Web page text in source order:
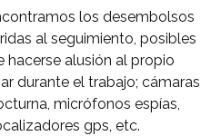
los desembolsos
al seguimiento, posibles
hacerse alusión al propio
durante el trabajo; cámaras
micrófonos espías,
gps, etc.